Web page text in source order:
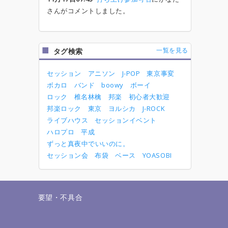
さんがコメントしました。
タグ検索 一覧を見る
セッション アニソン J-POP
東京事変
ボカロ
バンド boowy
ボーイ
ロック
椎名林檎 邦楽
初心者大歓迎
邦楽ロック
東京 ヨルシカ
J-ROCK
ライブハウス
セッションイベント
ハロプロ
平成
ずっと真夜中でいいのに。
セッション会
布袋 ベース YOASOBI
要望・不具合